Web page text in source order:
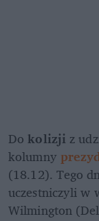
Do kolizji z
kolumny
(18.12). Tego
uczestniczyli w
Wilmington